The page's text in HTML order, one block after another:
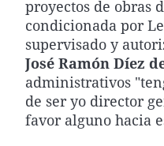
proyectos de obras
condicionada por
supervisado y
José Ramón Díez
administrativos
de ser yo director
favor alguno hacia